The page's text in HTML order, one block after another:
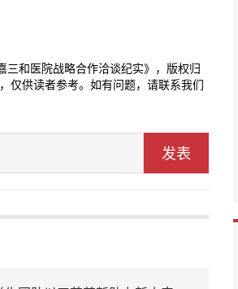
和医院战略合作洽谈纪实》，版权归
仅供读者参考。如有问题，请联系我们
发表